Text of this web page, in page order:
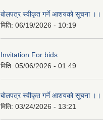
बोलपत्र स्वीकृत गर्ने आशयको सूचना ।।
मिति: 06/19/2026 - 10:19
Invitation For bids
मिति: 05/06/2026 - 01:49
बोलपत्र स्वीकृत गर्ने आशयको सूचना ।।
मिति: 03/24/2026 - 13:21